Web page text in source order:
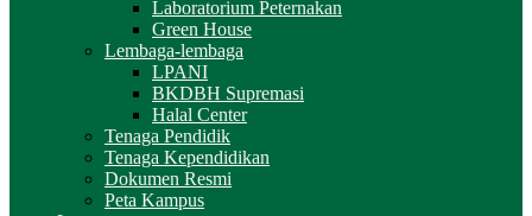
Laboratorium Peternakan
Green House
Lembaga-lembaga
LPANI
BKDBH Supremasi
Halal Center
Tenaga Pendidik
Tenaga Kependidikan
Dokumen Resmi
Peta Kampus